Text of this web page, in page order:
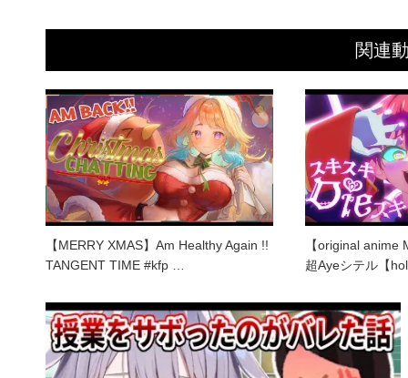
関連
【MERRY XMAS】Am Healthy Again !!
TANGENT TIME #kfp …
【original anime
超Ayeシテル【